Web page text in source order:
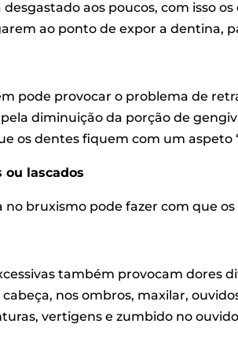
aos poucos, com isso
ao ponto de expor a dentina,
pode provocar o problema de
diminuição da porção de
os dentes fiquem com um aspeto
ou lascados
no bruxismo pode fazer com que
também provocam dores
nos ombros, maxilar,
vertigens e zumbido no